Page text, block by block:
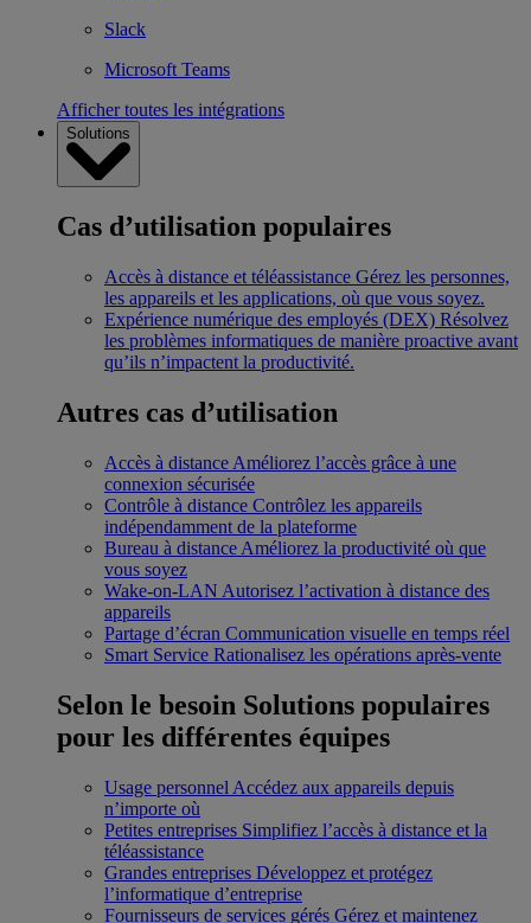
Slack
Microsoft Teams
Afficher toutes les intégrations
Solutions
Cas d’utilisation populaires
Accès à distance et téléassistance Gérez les personnes,
les appareils et les applications, où que vous soyez.
Expérience numérique des employés (DEX) Résolvez
les problèmes informatiques de manière proactive avant
qu’ils n’impactent la productivité.
Autres cas d’utilisation
Accès à distance Améliorez l’accès grâce à une
connexion sécurisée
Contrôle à distance Contrôlez les appareils
indépendamment de la plateforme
Bureau à distance Améliorez la productivité où que
vous soyez
Wake-on-LAN Autorisez l’activation à distance des
appareils
Partage d’écran Communication visuelle en temps réel
Smart Service Rationalisez les opérations après-vente
Selon le besoin Solutions populaires
pour les différentes équipes
Usage personnel Accédez aux appareils depuis
n’importe où
Petites entreprises Simplifiez l’accès à distance et la
téléassistance
Grandes entreprises Développez et protégez
l’informatique d’entreprise
Fournisseurs de services gérés Gérez et maintenez